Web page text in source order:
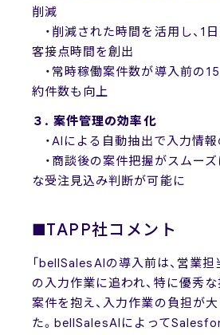
削減
・削減された時間を活用し、1
客接点時間を創出
・常時稼働案件数が導入前の
約件数も向上
３. 案件管理の効率化
・AIによる自動抽出で入力情
・商談後の案件把握がスムーズ
な受注見込み判断が可能に
■TAPP社コメント
「bellSalesAIの導入前は、営業
の入力作業に追われ、特に優秀
案件を抱え、入力作業の負担が
た。bellSalesAIによって